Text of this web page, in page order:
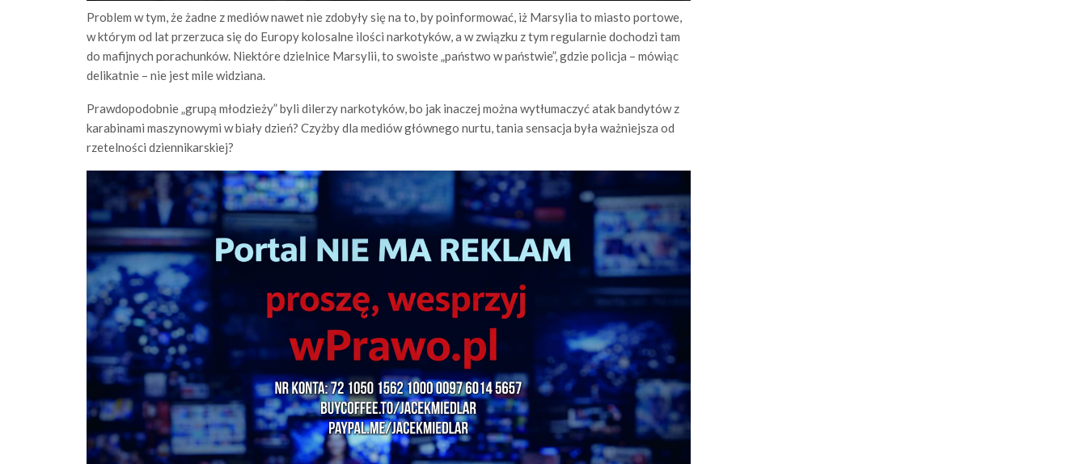
Problem w tym, że żadne z mediów nawet nie zdobyły się na to, by poinformować, iż Marsylia to miasto portowe,
w którym od lat przerzuca się do Europy kolosalne ilości narkotyków, a w związku z tym regularnie dochodzi tam
do mafijnych porachunków. Niektóre dzielnice Marsylii, to swoiste „państwo w państwie”, gdzie policja – mówiąc
delikatnie – nie jest mile widziana.
Prawdopodobnie „grupą młodzieży” byli dilerzy narkotyków, bo jak inaczej można wytłumaczyć atak bandytów z
karabinami maszynowymi w biały dzień? Czyżby dla mediów głównego nurtu, tania sensacja była ważniejsza od
rzetelności dziennikarskiej?